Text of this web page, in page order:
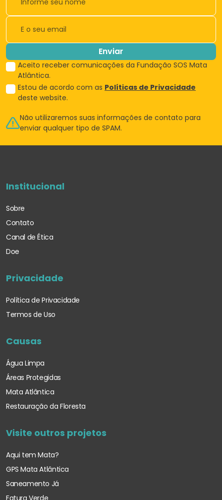
Enviar
Aceito receber comunicações da Fundação SOS Mata
Atlântica.
Estou de acordo com as Políticas de Privacidade
deste website.
Não utilizaremos suas informações de contato para
enviar qualquer tipo de SPAM.
Institucional
Sobre
Contato
Canal de Ética
Doe
Privacidade
Política de Privacidade
Termos de Uso
Causas
Água Limpa
Áreas Protegidas
Mata Atlântica
Restauração da Floresta
Visite outros projetos
Aqui tem Mata?
GPS Mata Atlântica
Saneamento Já
Fatura Verde